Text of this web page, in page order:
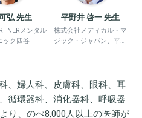
弘 先生
メンタル
ック四谷
平野井 啓一 先生
株式会社メディカル・マ
ジック・ジャパン、平野
、婦人科、皮膚科、眼科、耳
循環器科、消化器科、呼吸器
り、のべ8,000人以上の医師が